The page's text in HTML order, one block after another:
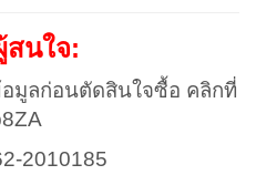
นใจ:
มูลก่อนตัดสินใจซื้อ คลิกที่
2010185